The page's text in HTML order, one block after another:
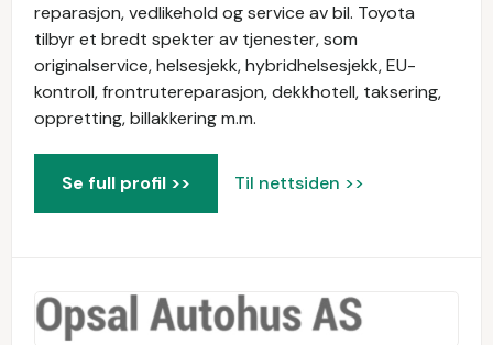
reparasjon, vedlikehold og service av bil. Toyota
tilbyr et bredt spekter av tjenester, som
originalservice, helsesjekk, hybridhelsesjekk, EU-
kontroll, frontrutereparasjon, dekkhotell, taksering,
oppretting, billakkering m.m.
Se full profil >> Til nettsiden >>